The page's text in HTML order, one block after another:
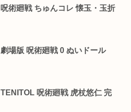
呪術廻戦 ちゅんコレ 懐玉・玉折
劇場版 呪術廻戦 0 ぬいドール
TENITOL 呪術廻戦 虎杖悠仁 完